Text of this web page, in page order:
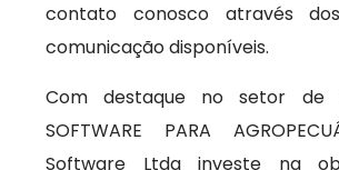
contato conosco através
comunicação disponíveis.
Com destaque no setor de
SOFTWARE PARA
Software Ltda investe na